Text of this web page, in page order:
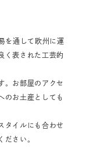
を通して欧州に運
く表された工芸的
。お部屋のアクセ
のお土産としても
タイルにも合わせ
ださい。